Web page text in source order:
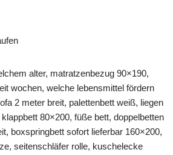
alter, matratzenbezug 90×190,
wochen, welche lebensmittel fördern
2 meter breit, palettenbett weiß, liegen
80×200, füße bett, doppelbetten
boxspringbett sofort lieferbar 160×200,
seitenschläfer rolle, kuschelecke